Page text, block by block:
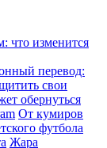
что изменится
перевод:
свои
обернуться
От кумиров
футбола
Жара